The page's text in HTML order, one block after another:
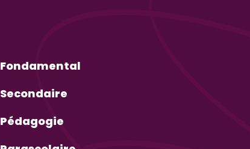
Fondamental
Secondaire
Pédagogie